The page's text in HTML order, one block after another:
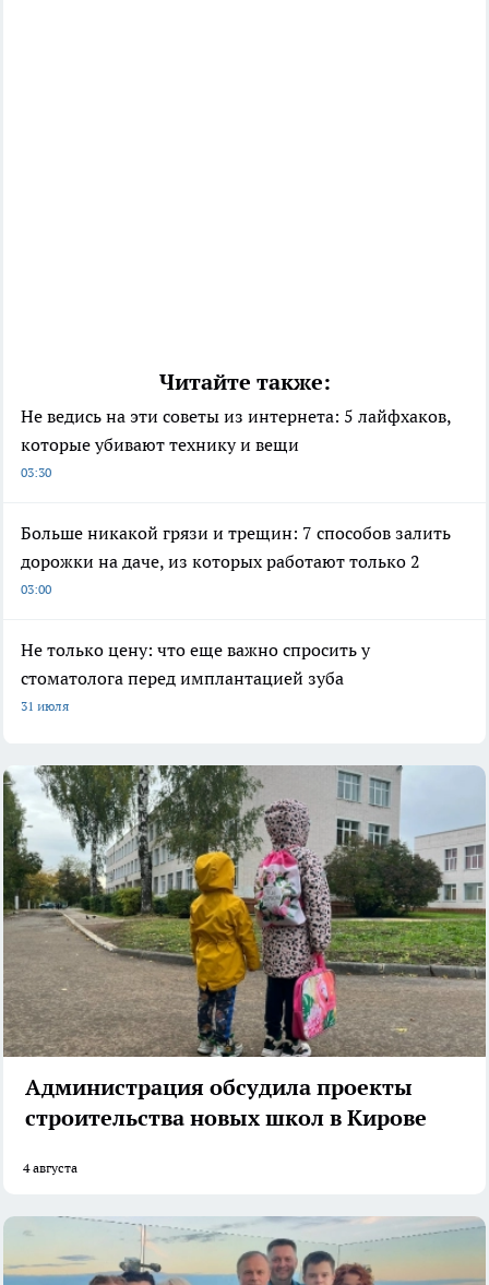
Читайте также:
Не ведись на эти советы из интернета: 5 лайфхаков,
которые убивают технику и вещи
03:30
Больше никакой грязи и трещин: 7 способов залить
дорожки на даче, из которых работают только 2
03:00
Не только цену: что еще важно спросить у
стоматолога перед имплантацией зуба
31 июля
Администрация обсудила проекты
строительства новых школ в Кирове
4 августа